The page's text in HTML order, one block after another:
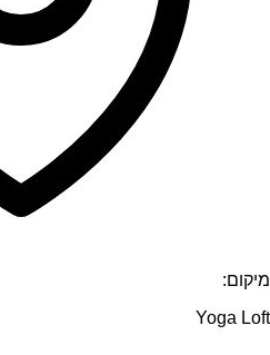
מיקום:
Yoga Loft